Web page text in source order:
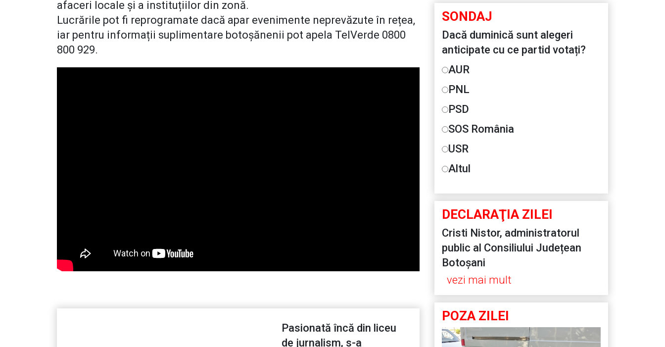
afaceri locale și a instituțiilor din zonă.
Lucrările pot fi reprogramate dacă apar evenimente neprevăzute în rețea,
iar pentru informații suplimentare botoșănenii pot apela TelVerde 0800
800 929.
Pasionată încă din liceu
de jurnalism, s-a
SONDAJ
Dacă duminică sunt alegeri
anticipate cu ce partid votați?
AUR
PNL
PSD
SOS România
USR
Altul
DECLARAŢIA ZILEI
Cristi Nistor, administratorul
public al Consiliului Județean
Botoșani
vezi mai mult
POZA ZILEI